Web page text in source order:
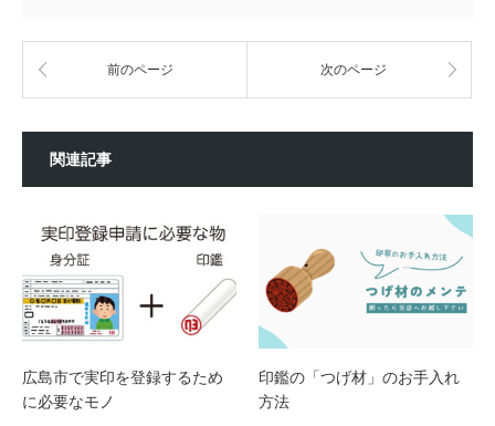
前のページ 次のページ
関連記事
広島市で実印を登録するため
に必要なモノ
印鑑の「つげ材」のお手入れ
方法